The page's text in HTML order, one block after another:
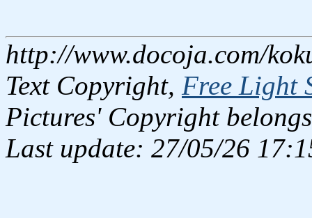
http://www.docoja.com/
Text Copyright, Free Light
Pictures' Copyright
Last update: 27/05/26